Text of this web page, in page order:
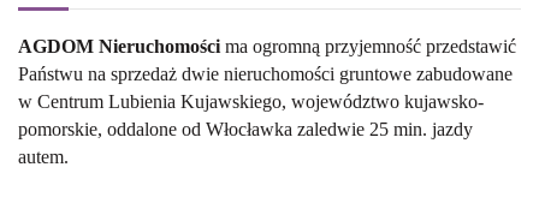
AGDOM Nieruchomości ma ogromną przyjemność przedstawić
Państwu na sprzedaż dwie nieruchomości gruntowe zabudowane
w Centrum Lubienia Kujawskiego, województwo kujawsko-
pomorskie, oddalone od Włocławka zaledwie 25 min. jazdy
autem.